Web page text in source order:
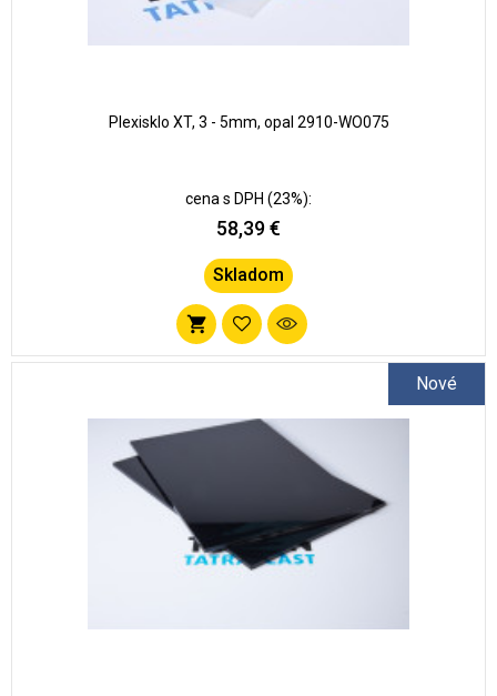
Plexisklo XT, 3 - 5mm, opal 2910-WO075
cena s DPH (23%):
58,39 €
Skladom
Pridať
obľúbených
Nové